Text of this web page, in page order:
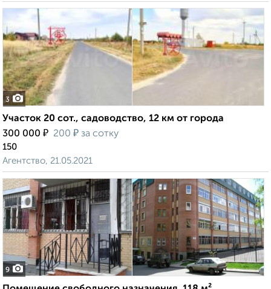
3
Участок 20 сот., садоводство, 12 км от города
300 000 ₽ 200 ₽ за сотку
150
Агентство, 21.05.2021
9